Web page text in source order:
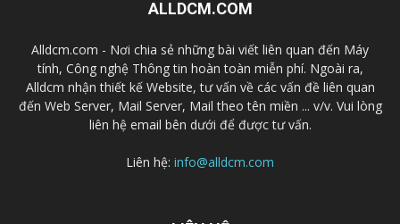
ALLDCM.COM
Alldcm.com - Nơi chia sẻ những bài viết liên quan đến Máy
tính, Công nghệ Thông tin hoàn toàn miễn phí. Ngoài ra,
Alldcm nhận thiết kế Website, tư vấn về các vấn đề liên quan
đến Web Server, Mail Server, Mail theo tên miền ... v/v. Vui lòng
liên hệ email bên dưới để được tư vấn.
Liên hệ: info@alldcm.com